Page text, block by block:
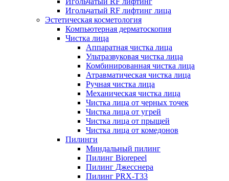
Игольчатый RF лифтинг лица
Эстетическая косметология
Компьютерная дерматоскопия
Чистка лица
Аппаратная чистка лица
Ультразвуковая чистка лица
Комбинированная чистка лица
Атравматическая чистка лица
Ручная чистка лица
Механическая чистка лица
Чистка лица от черных точек
Чистка лица от угрей
Чистка лица от прыщей
Чистка лица от комедонов
Пилинги
Миндальный пилинг
Пилинг Biorepeel
Пилинг Джесснера
Пилинг PRX-T33